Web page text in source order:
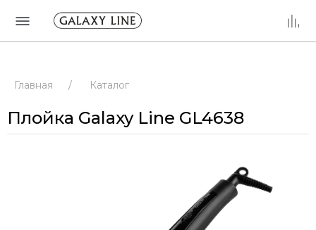
Главная / Каталог
Плойка Galaxy Line GL4638